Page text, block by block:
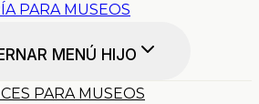
PARA MUSEOS
MENÚ HIJO
PARA MUSEOS